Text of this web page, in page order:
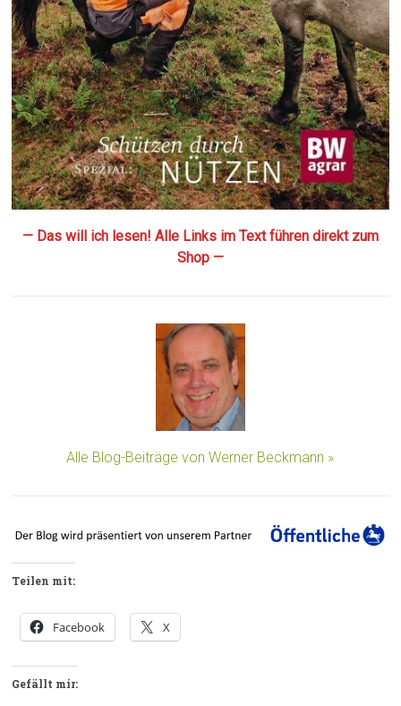
— Das will ich lesen! Alle Links im Text führen direkt zum
Shop —
Alle Blog-Beiträge von Werner Beckmann »
Teilen mit:
Facebook X
Gefällt mir: